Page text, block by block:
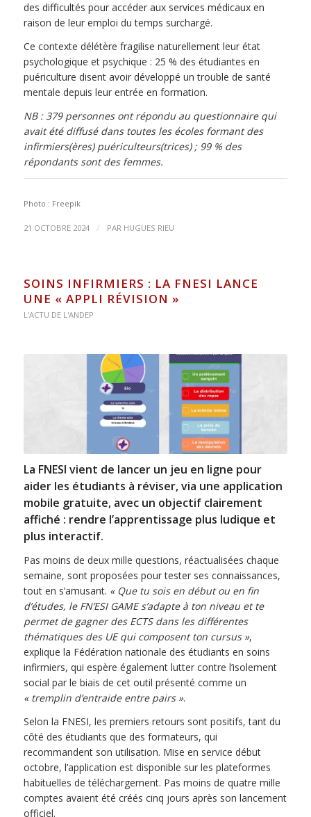
des difficultés pour accéder aux services médicaux en
raison de leur emploi du temps surchargé.
Ce contexte délétère fragilise naturellement leur état
psychologique et psychique : 25 % des étudiantes en
puériculture disent avoir développé un trouble de santé
mentale depuis leur entrée en formation.
NB : 379 personnes ont répondu au questionnaire qui
avait été diffusé dans toutes les écoles formant des
infirmiers(ères) puériculteurs(trices) ; 99 % des
répondants sont des femmes.
Photo : Freepik
21 OCTOBRE 2024 / PAR HUGUES RIEU
SOINS INFIRMIERS : LA FNESI LANCE
UNE « APPLI RÉVISION »
L'ACTU DE L'ANDEP
La FNESI vient de lancer un jeu en ligne pour
aider les étudiants à réviser, via une application
mobile gratuite, avec un objectif clairement
affiché : rendre l’apprentissage plus ludique et
plus interactif.
Pas moins de deux mille questions, réactualisées chaque
semaine, sont proposées pour tester ses connaissances,
tout en s’amusant. « Que tu sois en début ou en fin
d’études, le FN’ESI GAME s’adapte à ton niveau et te
permet de gagner des ECTS dans les différentes
thématiques des UE qui composent ton cursus »,
explique la Fédération nationale des étudiants en soins
infirmiers, qui espère également lutter contre l’isolement
social par le biais de cet outil présenté comme un
« tremplin d’entraide entre pairs ».
Selon la FNESI, les premiers retours sont positifs, tant du
côté des étudiants que des formateurs, qui
recommandent son utilisation. Mise en service début
octobre, l’application est disponible sur les plateformes
habituelles de téléchargement. Pas moins de quatre mille
comptes avaient été créés cinq jours après son lancement
officiel.